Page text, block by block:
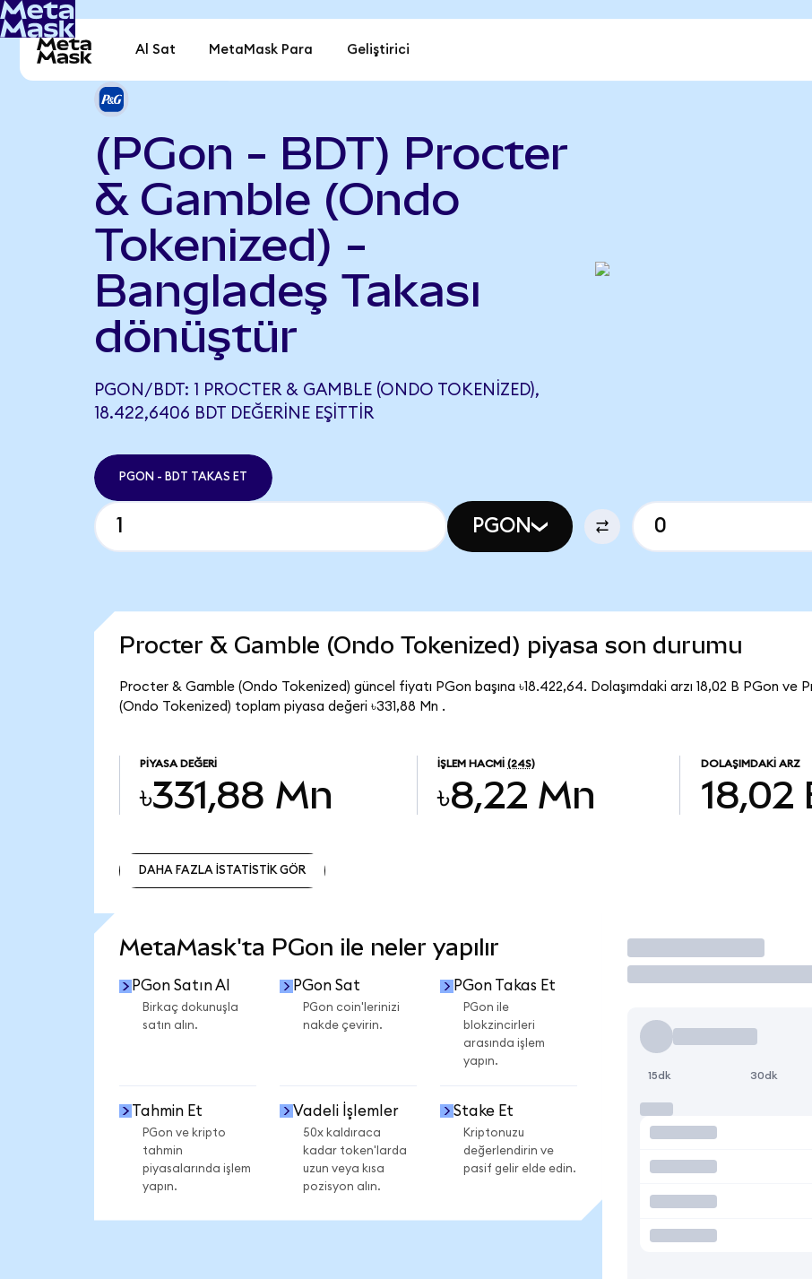
Al Sat MetaMask Para Geliştirici
(PGon - BDT) Procter
& Gamble (Ondo
Tokenized) -
Bangladeş Takası
dönüştür
PGON/BDT: 1 PROCTER & GAMBLE (ONDO TOKENIZED),
18.422,6406 BDT DEĞERINE EŞITTIR
PGON - BDT TAKAS ET
PGON
Procter & Gamble (Ondo Tokenized) piyasa son durumu
Procter & Gamble (Ondo Tokenized) güncel fiyatı PGon başına ৳18.422,64. Dolaşımdaki arzı 18,02 B PGon ve
(Ondo Tokenized) toplam piyasa değeri ৳331,88 Mn .
PIYASA DEĞERI
৳331,88 Mn
İŞLEM HACMI (24S)
৳8,22 Mn
DOLAŞIMDAKI ARZ
18,02
DAHA FAZLA İSTATİSTİK GÖR
MetaMask'ta PGon ile neler yapılır
PGon Satın Al
Birkaç dokunuşla
satın alın.
PGon Sat
PGon coin'lerinizi
nakde çevirin.
PGon Takas Et
PGon ile
blokzincirleri
arasında işlem
yapın.
Tahmin Et
PGon ve kripto
tahmin
piyasalarında işlem
yapın.
Vadeli İşlemler
50x kaldıraca
kadar token'larda
uzun veya kısa
pozisyon alın.
Stake Et
Kriptonuzu
değerlendirin ve
pasif gelir elde edin.
İşlem Yap
15dk 30dk